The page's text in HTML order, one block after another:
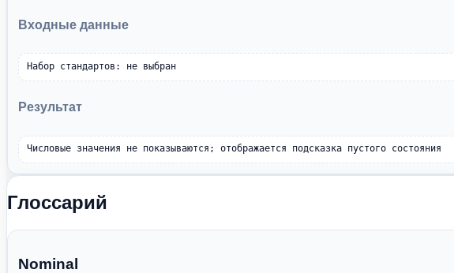
Входные данные
Набор стандартов: не выбран
Результат
Числовые значения не показываются; отображается подсказка пустого состояния
Глоссарий
Nominal